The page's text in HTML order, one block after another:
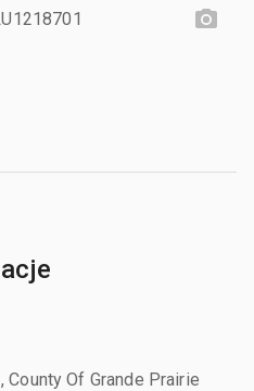
County Of Grande Prairie